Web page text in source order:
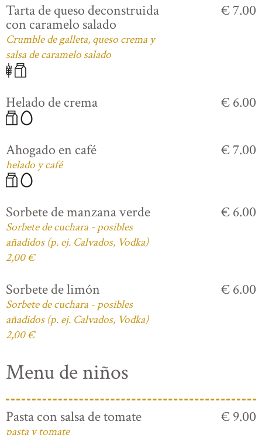
Tarta de queso deconstruida
con caramelo salado
Crumble de galleta, queso crema y
salsa de caramelo salado
€ 7.00
Helado de crema € 6.00
Ahogado en café
helado y café
€ 7.00
Sorbete de manzana verde
Sorbete de cuchara - posibles
añadidos (p. ej. Calvados, Vodka)
2,00 €
€ 6.00
Sorbete de limón
Sorbete de cuchara - posibles
añadidos (p. ej. Calvados, Vodka)
2,00 €
€ 6.00
Menu de niños
Pasta con salsa de tomate
pasta y tomate
€ 9.00